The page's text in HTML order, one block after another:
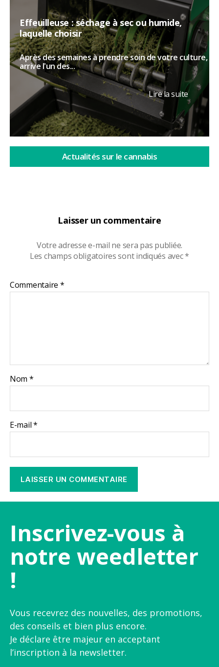
Laisser un commentaire
Votre adresse e-mail ne sera pas publiée.
Les champs obligatoires sont indiqués avec*
Commentaire *
Nom *
E-mail*
Effeuilleuse : séchage à sec ou humide,
laquelle choisir
Après des semaines à prendre soin de votre culture,
arrive l'un des...
Lire la suite
Actualités sur le cannabis
Inscrivez-vous à
notre weedletter
!
Vous recevrez des nouvelles, des promotions,
des conseils et bien plus encore.
Je déclare être majeur en acceptant
l’inscription à la newsletter.